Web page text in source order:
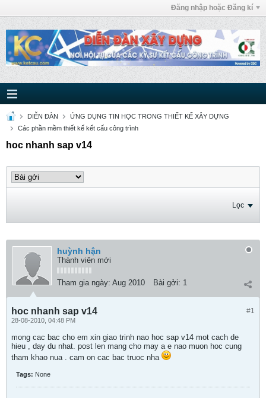
Đăng nhập hoặc Đăng kí
DIỄN ĐÀN
ỨNG DỤNG TIN HỌC TRONG THIẾT KẾ XÂY DỰNG
Các phần mềm thiết kế kết cấu công trình
hoc nhanh sap v14
Lọc
huỳnh hận
Thành viên mới
Tham gia ngày: Aug 2010 Bài gởi: 1
#1
hoc nhanh sap v14
28-08-2010, 04:48 PM
mong cac bac cho em xin giao trinh nao hoc sap v14 mot cach de
hieu , day du nhat. post len mang cho may a e nao muon hoc cung
tham khao nua . cam on cac bac truoc nha
Tags: None